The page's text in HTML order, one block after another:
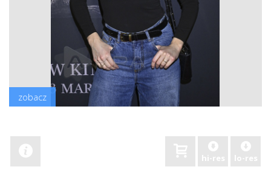
zobacz
hi-res lo-res